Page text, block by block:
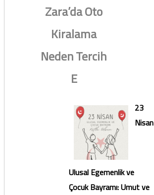
Zara’da Oto
Kiralama
Neden Tercih
E
23
Nisan
Ulusal Egemenlik ve
Çocuk Bayramı: Umut ve